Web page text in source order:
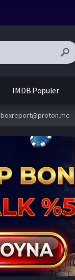
IMDB Popüler
boxreport@proton.me